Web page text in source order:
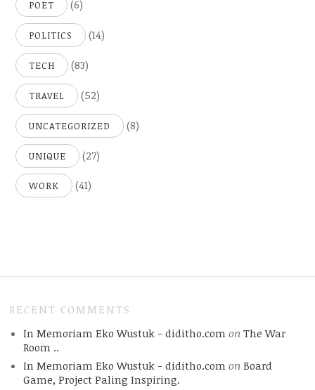
POET (6)
POLITICS (14)
TECH (83)
TRAVEL (52)
UNCATEGORIZED (8)
UNIQUE (27)
WORK (41)
RECENT COMMENTS
In Memoriam Eko Wustuk - diditho.com on The War
Room ..
In Memoriam Eko Wustuk - diditho.com on Board
Game, Project Paling Inspiring.